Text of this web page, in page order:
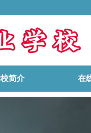
简介 在